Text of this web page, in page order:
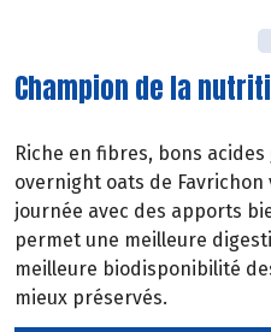
Champion de la
Riche en fibres, bons
overnight oats de
journée avec des apports
permet une meilleure
meilleure biodisponibilité
mieux préservés.